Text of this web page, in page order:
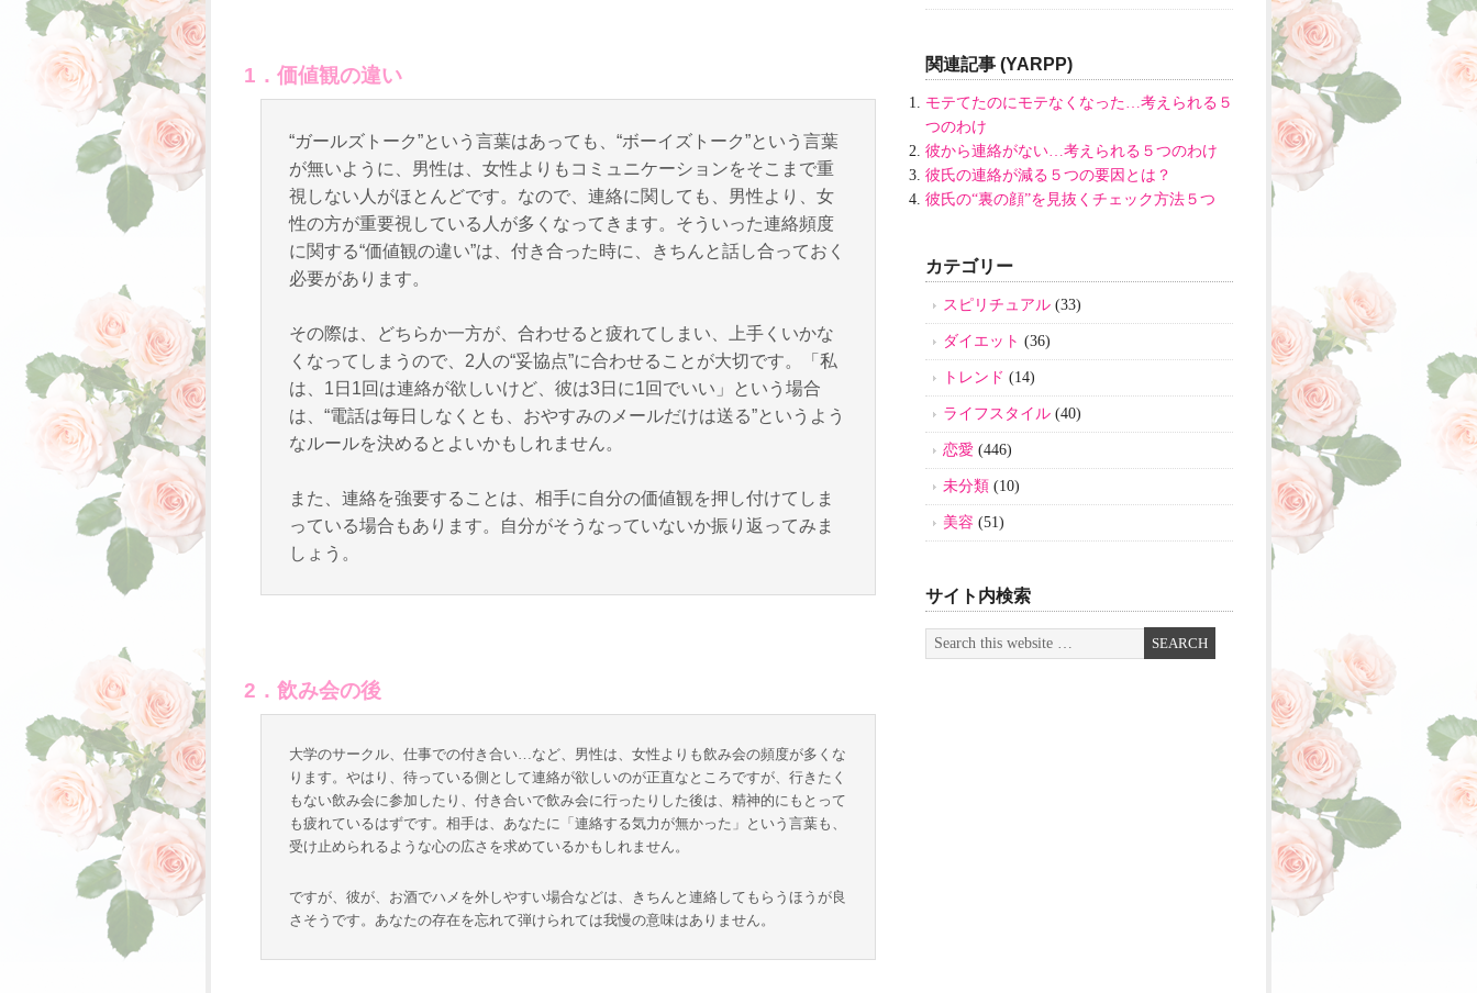
1．価値観の違い
“ガールズトーク”という言葉はあっても、“ボーイズトーク”という言葉
が無いように、男性は、女性よりもコミュニケーションをそこまで重
視しない人がほとんどです。なので、連絡に関しても、男性より、女
性の方が重要視している人が多くなってきます。そういった連絡頻度
に関する“価値観の違い”は、付き合った時に、きちんと話し合っておく
必要があります。
その際は、どちらか一方が、合わせると疲れてしまい、上手くいかな
くなってしまうので、2人の“妥協点”に合わせることが大切です。「私
は、1日1回は連絡が欲しいけど、彼は3日に1回でいい」という場合
は、“電話は毎日しなくとも、おやすみのメールだけは送る”というよう
なルールを決めるとよいかもしれません。
また、連絡を強要することは、相手に自分の価値観を押し付けてしま
っている場合もあります。自分がそうなっていないか振り返ってみま
しょう。
2．飲み会の後
大学のサークル、仕事での付き合い…など、男性は、女性よりも飲み会の頻度が多くな
ります。やはり、待っている側として連絡が欲しいのが正直なところですが、行きたく
もない飲み会に参加したり、付き合いで飲み会に行ったりした後は、精神的にもとって
も疲れているはずです。相手は、あなたに「連絡する気力が無かった」という言葉も、
受け止められるような心の広さを求めているかもしれません。
ですが、彼が、お酒でハメを外しやすい場合などは、きちんと連絡してもらうほうが良
さそうです。あなたの存在を忘れて弾けられては我慢の意味はありません。
関連記事 (YARPP)
モテてたのにモテなくなった…考えられる５
つのわけ
彼から連絡がない…考えられる５つのわけ
彼氏の連絡が減る５つの要因とは？
彼氏の“裏の顔”を見抜くチェック方法５つ
カテゴリー
スピリチュアル (33)
ダイエット (36)
トレンド (14)
ライフスタイル (40)
恋愛 (446)
未分類 (10)
美容 (51)
サイト内検索